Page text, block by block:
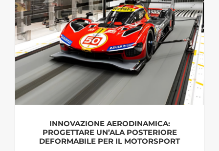
INNOVAZIONE AERODINAMICA:
PROGETTARE UN’ALA POSTERIORE
DEFORMABILE PER IL MOTORSPORT